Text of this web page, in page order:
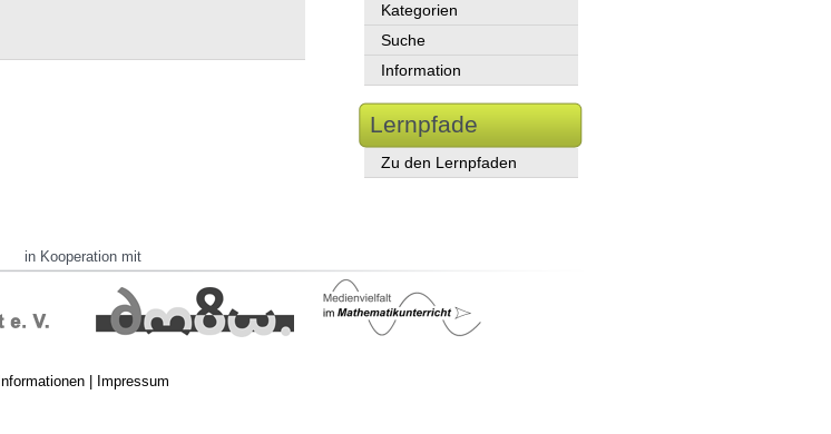
Kategorien
Suche
Information
Lernpfade
Zu den Lernpfaden
in Kooperation mit
Informationen| Impressum